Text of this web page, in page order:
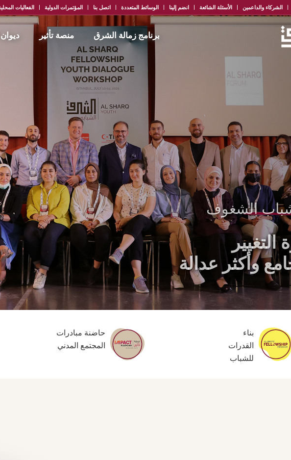
الشركاء والداعمين الأسئلة الشائعة انضم إلينا الوسائط المتعددة اتصل بنا المؤتمرات الدولية الفعاليات
برنامج زمالة الشرق منصة تأثير
الشغوف
وأكثر عدالة
بناء
القدرات
للشباب
حاضنة مبادرات
المجتمع المدني